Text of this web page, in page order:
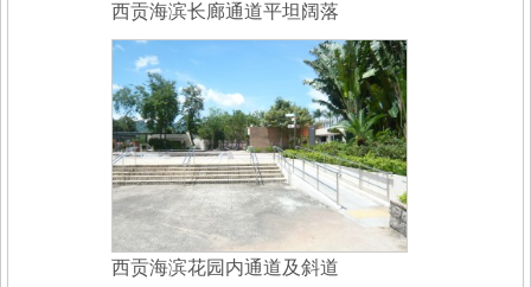
西贡海滨长廊通道平坦阔落
西贡海滨花园内通道及斜道